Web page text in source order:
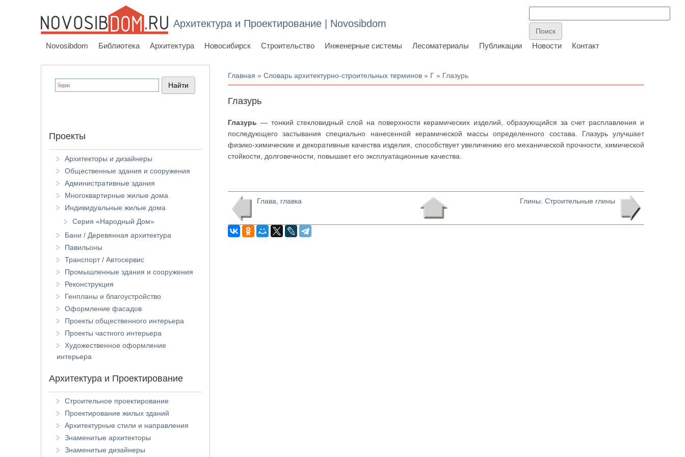
Архитектура и Проектирование | Novosibdom
Novosibdom Библиотека Архитектура Новосибирск Строительство Инженерные системы Лесоматериалы Публикации Новости Контакт
Вы здесь
Главная »Словарь архитектурно-строительных терминов » Г » Глазурь
Глазурь
Глазурь — тонкий стекловидный слой на поверхности керамических изделий, образующийся за счет расплавления и
последующего застывания специально нанесенной керамической массы определенного состава. Глазурь улучшает
физико-химические и декоративные качества изделия, способствует увеличению его механической прочности, химической
стойкости, долговечности, повышает его эксплуатационные качества.
Глава, главка Глины. Строительные глины
Проекты
Архитекторы и дизайнеры
Общественные здания и сооружения
Административные здания
Многоквартирные жилые дома
Индивидуальные жилые дома
Серия «Народный Дом»
Бани / Деревянная архитектура
Павильоны
Транспорт / Автосервис
Промышленные здания и сооружения
Реконструкция
Генпланы и благоустройство
Оформление фасадов
Проекты общественного интерьера
Проекты частного интерьера
Художественное оформление
интерьера
Архитектура и Проектирование
Строительное проектирование
Проектирование жилых зданий
Архитектурные стили и направления
Знаменитые архитекторы
Знаменитые дизайнеры